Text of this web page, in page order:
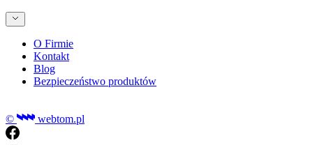
O Firmie
Kontakt
Blog
Bezpieczeństwo produktów
© webtom.pl